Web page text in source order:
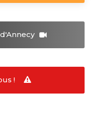
d'Annecy
!